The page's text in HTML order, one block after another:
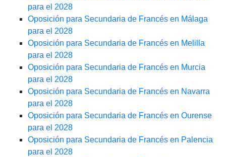
para el 2028
Oposición para Secundaria de Francés en Málaga
para el 2028
Oposición para Secundaria de Francés en Melilla
para el 2028
Oposición para Secundaria de Francés en Murcia
para el 2028
Oposición para Secundaria de Francés en Navarra
para el 2028
Oposición para Secundaria de Francés en Ourense
para el 2028
Oposición para Secundaria de Francés en Palencia
para el 2028